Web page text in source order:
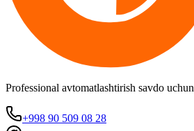
Professional avtomatlashtirish savdo uchun
+998 90 509 08 28